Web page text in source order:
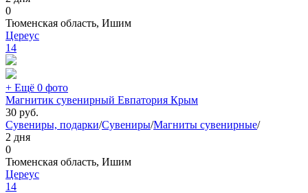
0
Тюменская область, Ишим
Цереус
14
+ Ещё 0 фото
Магнитик сувенирный Евпатория Крым
30 руб.
Сувениры, подарки/Сувениры/Магниты сувенирные/
2 дня
0
Тюменская область, Ишим
Цереус
14